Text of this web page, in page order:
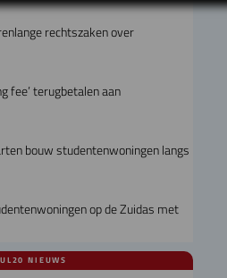
rechtszaken over
fee’ terugbetalen aan
bouw studentenwoningen langs
op de Zuidas met
NIEUWS